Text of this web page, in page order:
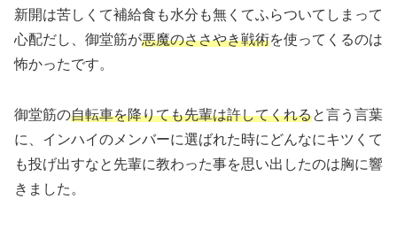
新開は苦しくて補給食も水分も無くてふらついてしまって
心配だし、御堂筋が悪魔のささやき戦術を使ってくるのは
怖かったです。
御堂筋の自転車を降りても先輩は許してくれると言う言葉
に、インハイのメンバーに選ばれた時にどんなにキツくて
も投げ出すなと先輩に教わった事を思い出したのは胸に響
きました。